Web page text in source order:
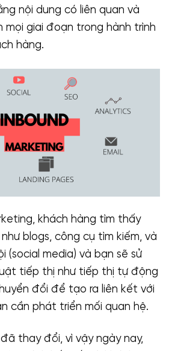
nội dung có liên quan và
mọi giai đoạn trong hành trình
hàng.
khách hàng tìm thấy
blogs, công cụ tìm kiếm, và
(social media) và bạn sẽ sử
tiếp thị như tiếp thị tự động
đổi để tạo ra liên kết với
cần phát triển mối quan hệ.
thay đổi, vì vậy ngày nay,